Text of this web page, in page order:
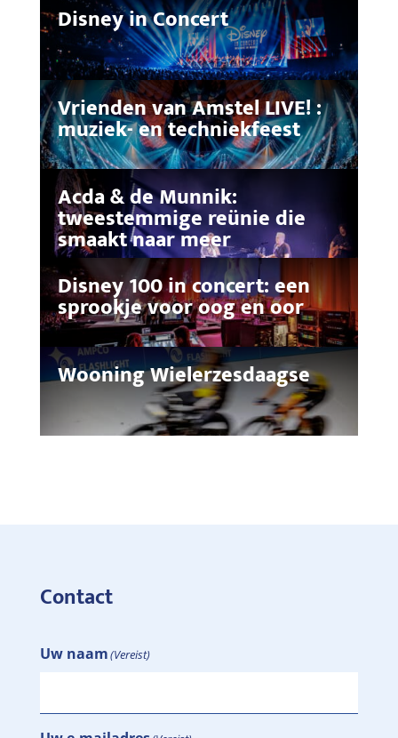
Disney in Concert
Vrienden van Amstel LIVE! :
muziek- en techniekfeest
Acda & de Munnik:
tweestemmige reünie die
smaakt naar meer
Disney 100 in concert: een
sprookje voor oog en oor
Wooning Wielerzesdaagse
Contact
Uw naam(Vereist)